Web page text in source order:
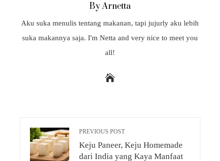
By Arnetta
Aku suka menulis tentang makanan, tapi jujurly aku lebih
suka makannya saja. I'm Netta and very nice to meet you
all!
PREVIOUS POST
Keju Paneer, Keju Homemade
dari India yang Kaya Manfaat